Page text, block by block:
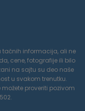
tačnih informacija, ali ne
cene, fotografije ili bilo
na sajtu su deo naše
u svakom trenutku.
proveriti pozivom